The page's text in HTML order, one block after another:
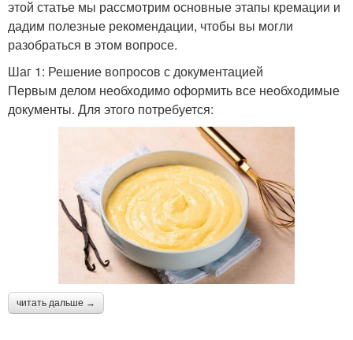
этой статье мы рассмотрим основные этапы кремации и
дадим полезные рекомендации, чтобы вы могли
разобраться в этом вопросе.
Шаг 1: Решение вопросов с документацией
Первым делом необходимо оформить все необходимые
документы. Для этого потребуется:
читать дальше →